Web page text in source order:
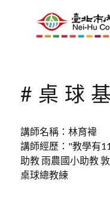
#桌球
講師名稱：林育褘
講師經歷："教學有
助教 雨農國小助教
桌球總教練